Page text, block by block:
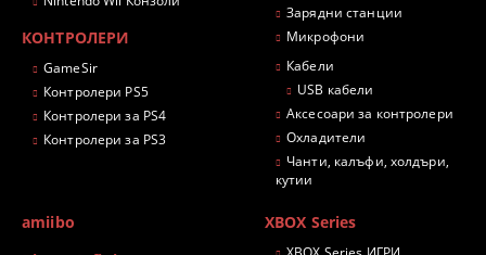
КОНТРОЛЕРИ
GameSir
Контролери PS5
Контролери за PS4
Контролери за PS3
Зарядни станции
Микрофони
Кабели
USB кабели
Аксесоари за контролери
Охладители
Чанти, калъфи, холдъри,
кутии
amiibo
XBOX Series